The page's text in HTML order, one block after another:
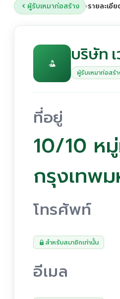
ผู้รับเหมาก่อสร้าง ›รายละเอี
บริษัท
ผู้รับเหมาก่อสร้
ที่อยู่
10/10 ห
กรุงเทพ
โทรศัพท์
สำหรับสมาชิกเท่านั้น
อีเมล